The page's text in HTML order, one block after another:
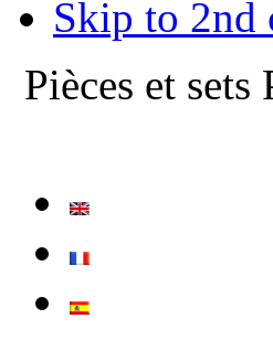
Skip to 2nd
Pièces et